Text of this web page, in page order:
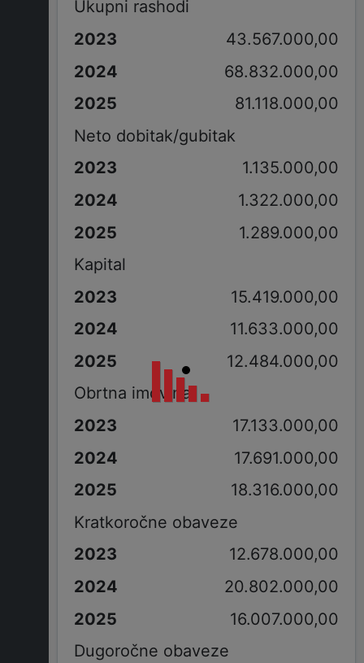
Ukupni rashodi
43.567.000,00
68.832.000,00
81.118.000,00
Neto dobitak/gubitak
1.135.000,00
1.322.000,00
1.289.000,00
Kapital
15.419.000,00
11.633.000,00
12.484.000,00
Obrtna imovina
17.133.000,00
17.691.000,00
18.316.000,00
Kratkoročne obaveze
12.678.000,00
20.802.000,00
16.007.000,00
Dugoročne obaveze